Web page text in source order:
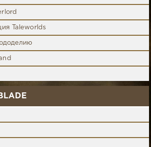
Taleworlds